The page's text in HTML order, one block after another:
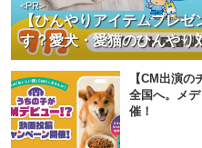
【ひんやりアイテムプレゼ
す？愛犬・愛猫のひんやり
<PR>
【CM出演
全国へ。メ
催！